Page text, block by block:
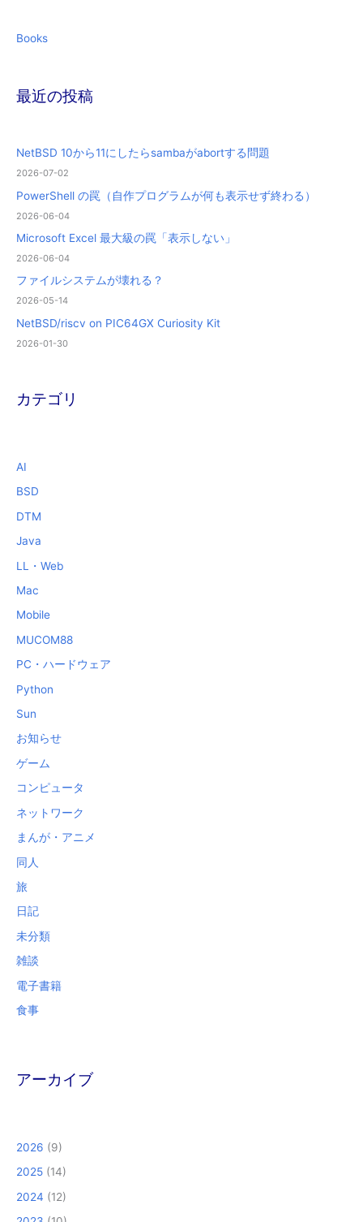
Books
最近の投稿
NetBSD 10から11にしたらsambaがabortする問題
2026-07-02
PowerShell の罠（自作プログラムが何も表示せず終わる）
2026-06-04
Microsoft Excel 最大級の罠「表示しない」
2026-06-04
ファイルシステムが壊れる？
2026-05-14
NetBSD/riscv on PIC64GX Curiosity Kit
2026-01-30
カテゴリ
AI
BSD
DTM
Java
LL・Web
Mac
Mobile
MUCOM88
PC・ハードウェア
Python
Sun
お知らせ
ゲーム
コンピュータ
ネットワーク
まんが・アニメ
同人
旅
日記
未分類
雑談
電子書籍
食事
アーカイブ
2026 (9)
2025 (14)
2024 (12)